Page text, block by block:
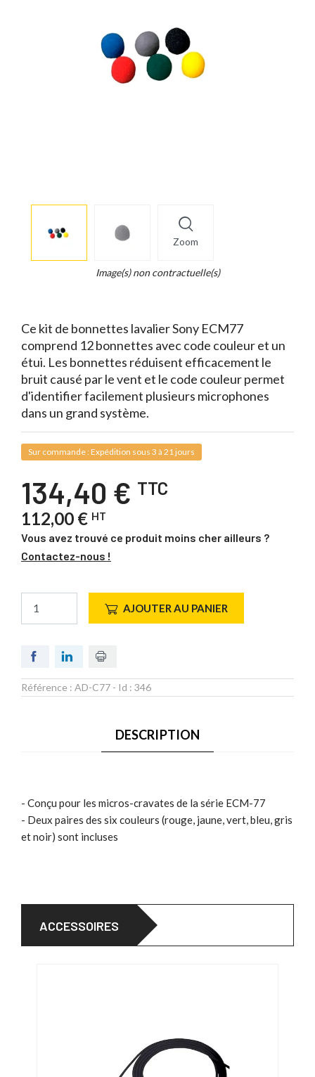
Zoom
info
Image(s) non contractuelle(s)
Ce kit de bonnettes lavalier Sony ECM77
comprend 12 bonnettes avec code couleur et un
étui. Les bonnettes réduisent efficacement le
bruit causé par le vent et le code couleur permet
d'identifier facilement plusieurs microphones
dans un grand système.
Sur commande : Expédition sous 3 à 21 jours
134,40 € TTC
112,00 € HT
Vous avez trouvé ce produit moins cher ailleurs ?
Contactez-nous !
AJOUTER AU PANIER
Référence : AD-C77 - Id : 346
DESCRIPTION
- Conçu pour les micros-cravates de la série ECM-77
- Deux paires des six couleurs (rouge, jaune, vert, bleu, gris
et noir) sont incluses
ACCESSOIRES